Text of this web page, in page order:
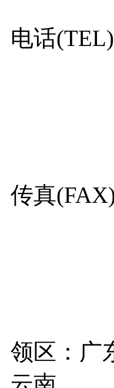
电话(TEL)
传真
领区：广